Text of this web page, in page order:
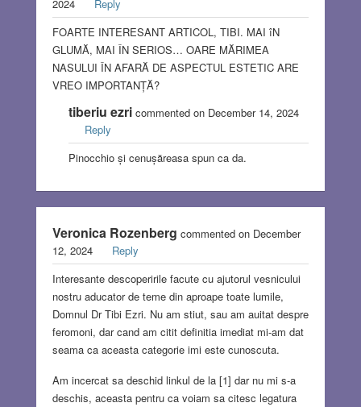
2024
Reply
FOARTE INTERESANT ARTICOL, TIBI. MAI îN
GLUMĂ, MAI ÎN SERIOS… OARE MĂRIMEA
NASULUI ÎN AFARĂ DE ASPECTUL ESTETIC ARE
VREO IMPORTANȚĂ?
tiberiu ezricommented on December 14, 2024
Reply
Pinocchio și cenușăreasa spun ca da.
Veronica Rozenberg commented on December
12, 2024
Reply
Interesante descoperirile facute cu ajutorul vesnicului
nostru aducator de teme din aproape toate lumile,
Domnul Dr Tibi Ezri. Nu am stiut, sau am auitat despre
feromoni, dar cand am citit definitia imediat mi-am dat
seama ca aceasta categorie imi este cunoscuta.
Am incercat sa deschid linkul de la [1] dar nu mi s-a
deschis, aceasta pentru ca voiam sa citesc legatura